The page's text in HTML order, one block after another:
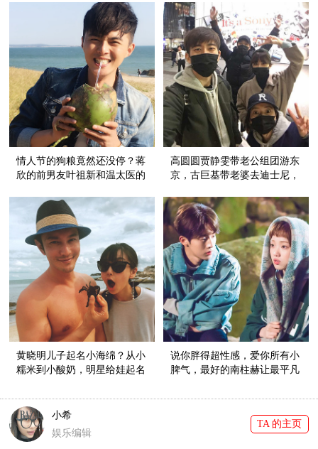
情人节的狗粮竟然还没停？蒋
欣的前男友叶祖新和温太医的
高圆圆贾静雯带老公组团游东
京，古巨基带老婆去迪士尼，
黄晓明儿子起名小海绵？从小
糯米到小酸奶，明星给娃起名
说你胖得超性感，爱你所有小
脾气，最好的南柱赫让最平凡
小希
娱乐编辑
TA 的主页